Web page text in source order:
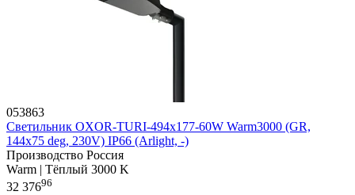
053863
Светильник OXOR-TURI-494х177-60W Warm3000 (GR,
144x75 deg, 230V) IP66 (Arlight, -)
Производство Россия
Warm | Тёплый 3000 K
32 37696